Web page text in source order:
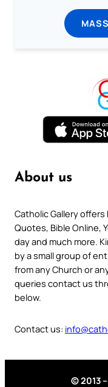
About us
Catholic Gallery offers
Quotes, Bible Online,
day and much more.
by a small group of
from any Church or
queries contact us
below.
Contact us:
© 2013